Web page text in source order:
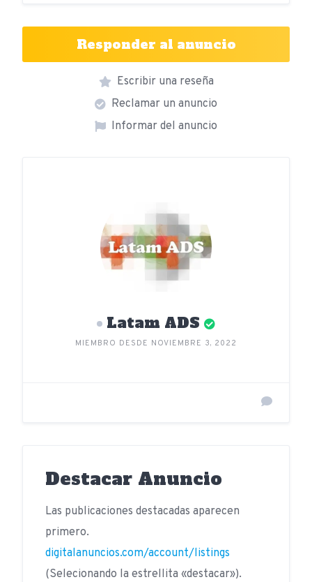
Responder al anuncio
Escribir una reseña
Reclamar un anuncio
Informar del anuncio
Latam ADS
MIEMBRO DESDE NOVIEMBRE 3, 2022
Destacar Anuncio
Las publicaciones destacadas aparecen
primero.
digitalanuncios.com/account/listings
(Selecionando la estrellita «destacar»).